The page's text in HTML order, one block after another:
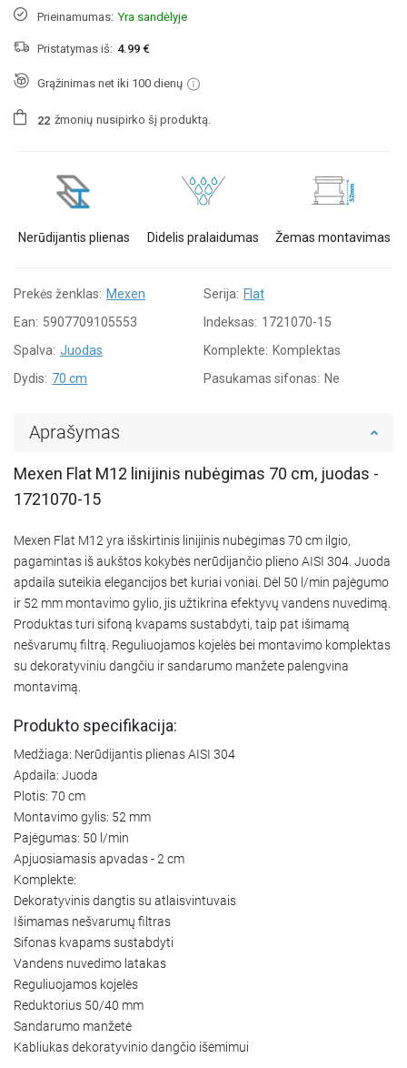
Prieinamumas: Yra sandėlyje
Pristatymas iš: 4.99 €
Grąžinimas net iki 100 dienų
22 žmonių nusipirko šį produktą.
Nerūdijantis plienas Didelis pralaidumas Žemas montavimas
Prekės ženklas: Mexen Serija: Flat
Ean: 5907709105553 Indeksas: 1721070-15
Spalva: Juodas Komplekte: Komplektas
Dydis: 70 cm Pasukamas sifonas: Ne
Aprašymas
Mexen Flat M12 linijinis nubėgimas 70 cm, juodas -
1721070-15
Mexen Flat M12 yra išskirtinis linijinis nubėgimas 70 cm ilgio,
pagamintas iš aukštos kokybės nerūdijančio plieno AISI 304. Juoda
apdaila suteikia elegancijos bet kuriai voniai. Dėl 50 l/min pajėgumo
ir 52 mm montavimo gylio, jis užtikrina efektyvų vandens nuvedimą.
Produktas turi sifoną kvapams sustabdyti, taip pat išimamą
nešvarumų filtrą. Reguliuojamos kojelės bei montavimo komplektas
su dekoratyviniu dangčiu ir sandarumo manžete palengvina
montavimą.
Produkto specifikacija:
Medžiaga: Nerūdijantis plienas AISI 304
Apdaila: Juoda
Plotis: 70 cm
Montavimo gylis: 52 mm
Pajėgumas: 50 l/min
Apjuosiamasis apvadas - 2 cm
Komplekte:
Dekoratyvinis dangtis su atlaisvintuvais
Išimamas nešvarumų filtras
Sifonas kvapams sustabdyti
Vandens nuvedimo latakas
Reguliuojamos kojelės
Reduktorius 50/40 mm
Sandarumo manžetė
Kabliukas dekoratyvinio dangčio išėmimui